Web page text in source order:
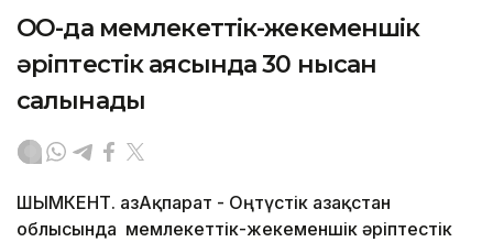
ОҚО-да мемлекеттік-жекеменшік
әріптестік аясында 30 нысан
салынады
ШЫМКЕНТ. ҚазАқпарат - Оңтүстік Қазақстан
облысында мемлекеттік-жекеменшік әріптестік